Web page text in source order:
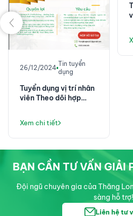
26/12/2024
Tin tuyển
dụng
Tuyển dụng vị trí nhân
viên Theo dõi hợp
Xem chi tiết
BẠN CẦN TƯ VẤN GIẢI
Đội ngũ chuyên gia của Thăng
sàng hỗ trợ!
Liên hệ tư